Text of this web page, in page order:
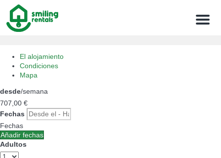
Menu
El alojamiento
Condiciones
Mapa
desde/semana
707, 00 €
Fechas
Fechas
Añadir fechas
Adultos